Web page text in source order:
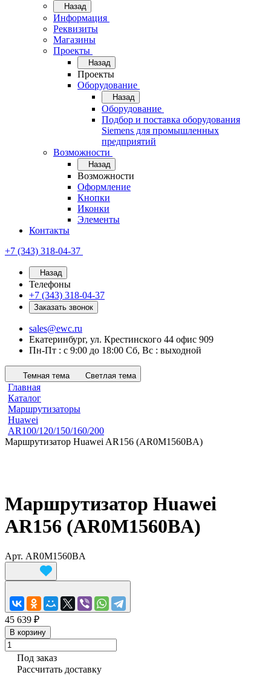
Назад
Информация
Реквизиты
Магазины
Проекты
Назад
Проекты
Оборудование
Назад
Оборудование
Подбор и поставка оборудования
Siemens для промышленных
предприятий
Возможности
Назад
Возможности
Оформление
Кнопки
Иконки
Элементы
Контакты
+7 (343) 318-04-37
Назад
Телефоны
+7 (343) 318-04-37
Заказать звонок
sales@ewc.ru
Екатеринбург, ул. Крестинского 44 офис 909
Пн-Пт : с 9:00 до 18:00 Сб, Вс : выходной
Темная тема Светлая тема
Главная
Каталог
Маршрутизаторы
Huawei
AR100/120/150/160/200
Маршрутизатор Huawei AR156 (AR0M1560BA)
Маршрутизатор Huawei
AR156 (AR0M1560BA)
Арт. AR0M1560BA
45 639 ₽
В корзину
Под заказ
Рассчитать доставку